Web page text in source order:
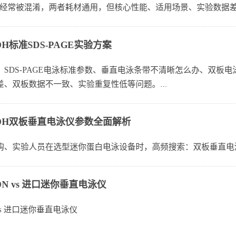
常被混淆，两者耗材通用，但核心性能、适用场景、实验数据
标准SDS-PAGE实验方案
SDS-PAGE电泳标准参数、垂直电泳条带不清晰怎么办、双板
、双板数据不一致、实验重复性低等问题。...
双板垂直电泳仪参数全面解析
、实验人员在选型迷你蛋白电泳设备时，高频搜索：双板垂直
vs 进口迷你垂直电泳仪
进口迷你垂直电泳仪